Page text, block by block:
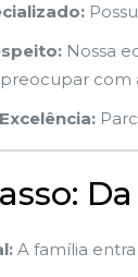
Nossa
com
A família